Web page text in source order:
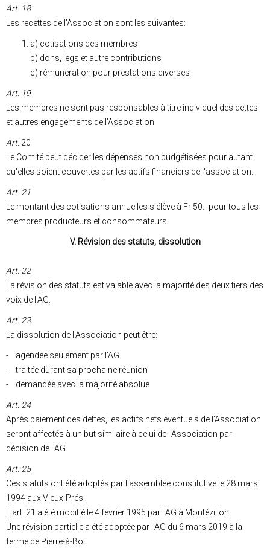
Art. 18
Les recettes de l'Association sont les suivantes:
a) cotisations des membres
b) dons, legs et autre contributions
c) rémunération pour prestations diverses
Art. 19
Les membres ne sont pas responsables à titre individuel des dettes
et autres engagements de l'Association
Art. 20
Le Comité peut décider les dépenses non budgétisées pour autant
qu'elles soient couvertes par les actifs financiers de l'association.
Art. 21
Le montant des cotisations annuelles s'élève à Fr 50.- pour tous les
membres producteurs et consommateurs.
V. Révision des statuts, dissolution
Art. 22
La révision des statuts est valable avec la majorité des deux tiers des
voix de l'AG.
Art. 23
La dissolution de l'Association peut être:
- agendée seulement par l'AG
- traitée durant sa prochaine réunion
- demandée avec la majorité absolue
Art. 24
Après paiement des dettes, les actifs nets éventuels de l'Association
seront affectés à un but similaire à celui de l'Association par
décision de l'AG.
Art. 25
Ces statuts ont été adoptés par l'assemblée constitutive le 28 mars
1994 aux Vieux-Prés.
L'art. 21 a été modifié le 4 février 1995 par l'AG à Montézillon.
Une révision partielle a été adoptée par l'AG du 6 mars 2019 à la
ferme de Pierre-à-Bot.